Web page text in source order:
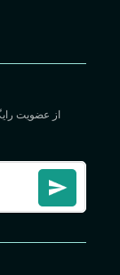
از عضویت